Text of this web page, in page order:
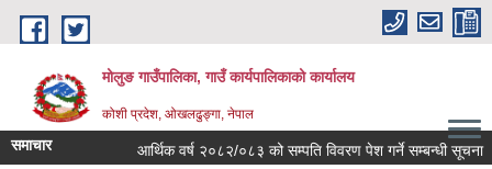
Skip to main content
मोलुङ गाउँपालिका, गाउँ कार्यपालिकाको कार्यालय
कोशी प्रदेश, ओखलढुङ्गा, नेपाल
समाचार आर्थिक वर्ष २०८२/०८३ को सम्पति विवरण पेश गर्ने सम्बन्धी सूचना